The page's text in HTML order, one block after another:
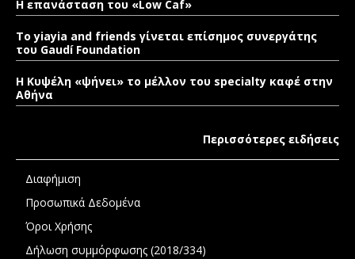
Η επανάσταση του «Low Caf»
To yiayia and friends γίνεται επίσημος συνεργάτης
του Gaudí Foundation
Η Κυψέλη «ψήνει» το μέλλον του specialty καφέ στην
Αθήνα
Περισσότερες ειδήσεις
Διαφήμιση
Προσωπικά Δεδομένα
Όροι Χρήσης
Δήλωση συμμόρφωσης (2018/334)